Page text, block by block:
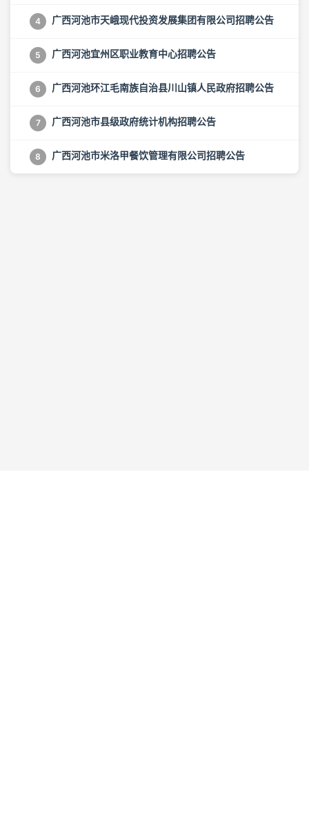
4 广西河池市天峨现代投资发展集团有限公司招聘公告
5 广西河池宜州区职业教育中心招聘公告
6 广西河池环江毛南族自治县川山镇人民政府招聘公告
7 广西河池市县级政府统计机构招聘公告
8 广西河池市米洛甲餐饮管理有限公司招聘公告